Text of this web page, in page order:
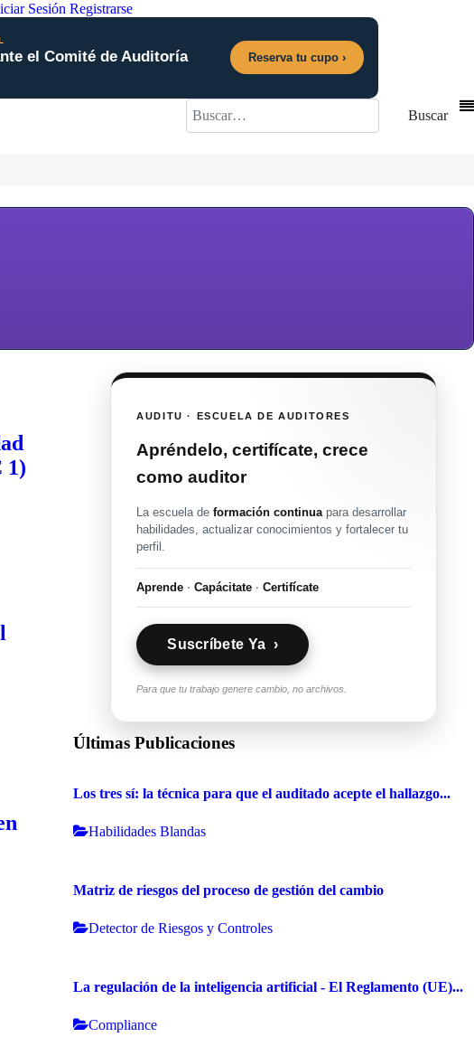
Sesión Registrarse
el Comité de Auditoría Reserva tu cupo ›
Buscar
Buscar
1)
AUDITU · ESCUELA DE AUDITORES
Apréndelo, certifícate, crece
como auditor
La escuela deformación continuapara desarrollar
habilidades, actualizar conocimientos y fortalecer tu
perfil.
Aprende · Capácitate · Certifícate
Suscríbete Ya ›
Para que tu trabajo genere cambio, no archivos.
Últimas Publicaciones
Los tres sí: la técnica para que el auditado acepte el hallazgo...
Habilidades Blandas
Matriz de riesgos del proceso de gestión del cambio
Detector de Riesgos y Controles
La regulación de la inteligencia artificial - El Reglamento (UE)...
Compliance